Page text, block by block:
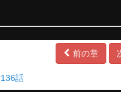
前の章
話